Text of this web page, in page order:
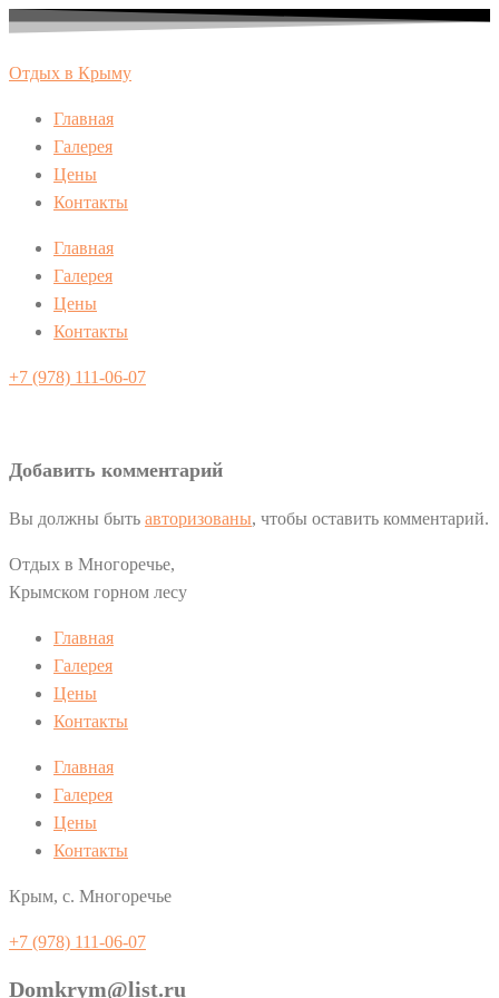
Перейти
содержимому
Отдых в Крыму
Главная
Галерея
Цены
Контакты
Главная
Галерея
Цены
Контакты
+7 (978) 111-06-07
Добавить комментарий
Вы должны быть авторизованы, чтобы оставить комментарий.
Отдых в Многоречье,
Крымском горном лесу
Главная
Галерея
Цены
Контакты
Главная
Галерея
Цены
Контакты
Крым, с. Многоречье
+7 (978) 111-06-07
Domkrym@list.ru